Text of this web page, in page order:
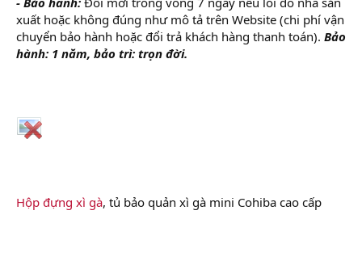
xuất hoặc không đúng như mô tả trên Website (chi phí vận
chuyển bảo hành hoặc đổi trả khách hàng thanh toán). Bảo
hành: 1 năm, bảo trì: trọn đời.
Hộp đựng xì gà, tủ bảo quản xì gà mini Cohiba cao cấp